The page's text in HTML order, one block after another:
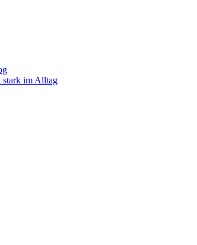
im Alltag